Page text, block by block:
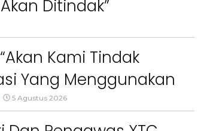
Ditindak”
Kami Tindak
Yang Menggunakan
Dan Slogan
5 Agustus 2026